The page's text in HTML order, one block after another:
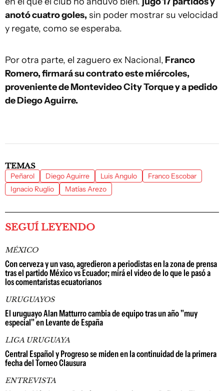
anotó cuatro goles, sin poder mostrar su velocidad
y regate, como se esperaba.
Por otra parte, el zaguero ex Nacional, Franco
Romero, firmará su contrato este miércoles,
proveniente de Montevideo City Torque y a pedido
de Diego Aguirre.
TEMAS
Peñarol Diego Aguirre Luis Angulo
Franco Escobar
Ignacio Ruglio
Matías Arezo
SEGUÍ LEYENDO
MÉXICO
Con cerveza y un vaso, agredieron a periodistas en la zona de prensa
tras el partido México vs Ecuador; mirá el video de lo que le pasó a
los comentaristas ecuatorianos
URUGUAYOS
El uruguayo Alan Matturro cambia de equipo tras un año "muy
especial" en Levante de España
LIGA URUGUAYA
Central Español y Progreso se miden en la continuidad de la primera
fecha del Torneo Clausura
ENTREVISTA